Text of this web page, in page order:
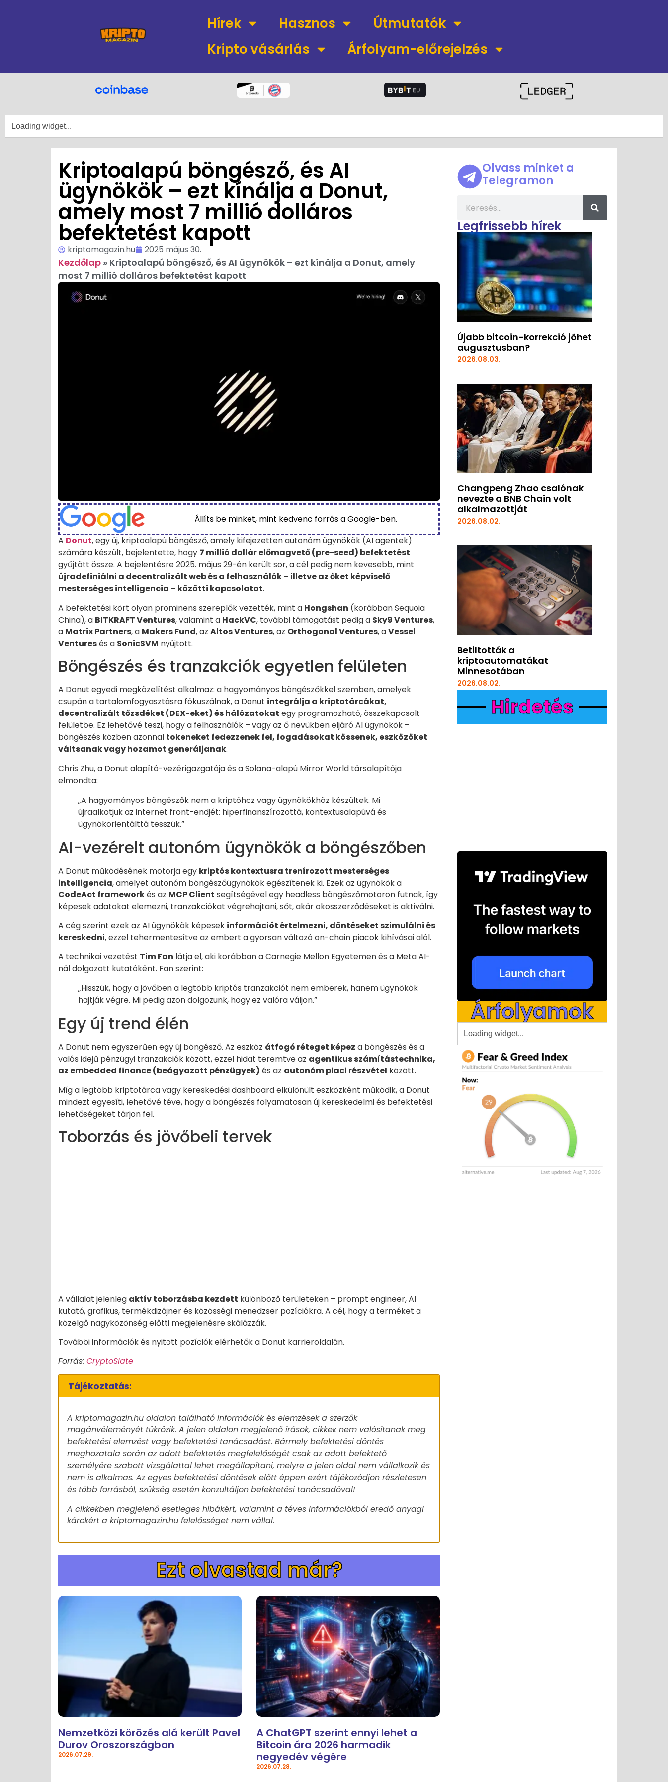
Hírek Hasznos
Útmutatók
Kripto vásárlás
Árfolyam-előrejelzés
Kriptoalapú böngésző, és AI
ügynökök – ezt kínálja a Donut,
amely most 7 millió dolláros
befektetést kapott
kriptomagazin.hu 2025 május 30.
Kezdőlap » Kriptoalapú böngésző, és AI ügynökök – ezt kínálja a Donut, amely
most 7 millió dolláros befektetést kapott
Állíts be minket, mint kedvenc forrás a Google-ben.
A Donut, egy új, kriptoalapú böngésző, amely kifejezetten autonóm ügynökök (AI agentek)
számára készült, bejelentette, hogy 7 millió dollár előmagvető (pre-seed) befektetést
gyűjtött össze. A bejelentésre 2025. május 29-én került sor, a cél pedig nem kevesebb, mint
újradefiniálni a decentralizált web és a felhasználók – illetve az őket képviselő
mesterséges intelligencia – közötti kapcsolatot.
A befektetési kört olyan prominens szereplők vezették, mint a Hongshan (korábban Sequoia
China), a BITKRAFT Ventures, valamint a HackVC, további támogatást pedig a Sky9 Ventures,
a Matrix Partners, a Makers Fund, az Altos Ventures, az Orthogonal Ventures, aVessel
Venturesés a SonicSVM nyújtott.
Böngészés és tranzakciók egyetlen felületen
A Donut egyedi megközelítést alkalmaz: a hagyományos böngészőkkel szemben, amelyek
csupán a tartalomfogyasztásra fókuszálnak, a Donut integrálja a kriptotárcákat,
decentralizált tőzsdéket (DEX-eket) és hálózatokat egy programozható, összekapcsolt
felületbe. Ez lehetővé teszi, hogy a felhasználók – vagy az ő nevükben eljáró AI ügynökök –
böngészés közben azonnal tokeneket fedezzenek fel, fogadásokat kössenek, eszközöket
váltsanak vagy hozamot generáljanak.
Chris Zhu, a Donut alapító-vezérigazgatója és a Solana-alapú Mirror World társalapítója
elmondta:
„A hagyományos böngészők nem a kriptóhoz vagy ügynökökhöz készültek. Mi
újraalkotjuk az internet front-endjét: hiperfinanszírozottá, kontextusalapúvá és
ügynökorientálttá tesszük.”
AI-vezérelt autonóm ügynökök a böngészőben
A Donut működésének motorja egy kriptós kontextusra trenírozott mesterséges
intelligencia, amelyet autonóm böngészőügynökök egészítenek ki. Ezek az ügynökök a
CodeAct frameworkés az MCP Client segítségével egy headless böngészőmotoron futnak, így
képesek adatokat elemezni, tranzakciókat végrehajtani, sőt, akár okosszerződéseket is aktiválni.
A cég szerint ezek az AI ügynökök képesek információt értelmezni, döntéseket szimulálni és
kereskedni, ezzel tehermentesítve az embert a gyorsan változó on-chain piacok kihívásai alól.
A technikai vezetést Tim Fan látja el, aki korábban a Carnegie Mellon Egyetemen és a Meta AI-
nál dolgozott kutatóként. Fan szerint:
„Hisszük, hogy a jövőben a legtöbb kriptós tranzakciót nem emberek, hanem ügynökök
hajtják végre. Mi pedig azon dolgozunk, hogy ez valóra váljon.”
Egy új trend élén
A Donut nem egyszerűen egy új böngésző. Az eszköz átfogó réteget képez a böngészés és a
valós idejű pénzügyi tranzakciók között, ezzel hidat teremtve az agentikus számítástechnika,
az embedded finance (beágyazott pénzügyek) és az autonóm piaci részvétel között.
Míg a legtöbb kriptotárca vagy kereskedési dashboard elkülönült eszközként működik, a Donut
mindezt egyesíti, lehetővé téve, hogy a böngészés folyamatosan új kereskedelmi és befektetési
lehetőségeket tárjon fel.
Toborzás és jövőbeli tervek
A vállalat jelenleg aktív toborzásba kezdett különböző területeken – prompt engineer, AI
kutató, grafikus, termékdizájner és közösségi menedzser pozíciókra. A cél, hogy a terméket a
közelgő nagyközönség előtti megjelenésre skálázzák.
További információk és nyitott pozíciók elérhetők a Donut karrieroldalán.
Forrás: CryptoSlate
Tájékoztatás:
A kriptomagazin.hu oldalon található információk és elemzések a szerzők
magánvéleményét tükrözik. A jelen oldalon megjelenő írások, cikkek nem valósítanak meg
befektetési elemzést vagy befektetési tanácsadást. Bármely befektetési döntés
meghozatala során az adott befektetés megfelelőségét csak az adott befektető
személyére szabott vizsgálattal lehet megállapítani, melyre a jelen oldal nem vállalkozik és
nem is alkalmas. Az egyes befektetési döntések előtt éppen ezért tájékozódjon részletesen
és több forrásból, szükség esetén konzultáljon befektetési tanácsadóval!
A cikkekben megjelenő esetleges hibákért, valamint a téves információkból eredő anyagi
károkért a kriptomagazin.hu felelősséget nem vállal.
Ezt olvastad már?
Nemzetközi körözés alá került Pavel
Durov Oroszországban
2026.07.29.
A ChatGPT szerint ennyi lehet a
Bitcoin ára 2026 harmadik
negyedév végére
2026.07.28.
Olvass minket a
Telegramon
Legfrissebb hírek
Újabb bitcoin-korrekció jöhet
augusztusban?
2026.08.03.
Changpeng Zhao csalónak
nevezte a BNB Chain volt
alkalmazottját
2026.08.02.
Betiltották a
kriptoautomatákat
Minnesotában
2026.08.02.
Hirdetés
Árfolyamok